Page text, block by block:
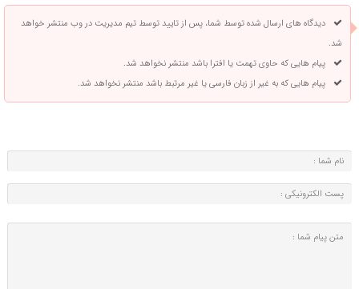
دیدگاه های ارسال شده توسط شما، پس از تایید توسط تیم مدیریت در وب منتشر خواهد
شد.
پیام هایی که حاوی تهمت یا افترا باشد منتشر نخواهد شد.
پیام هایی که به غیر از زبان فارسی یا غیر مرتبط باشد منتشر نخواهد شد.